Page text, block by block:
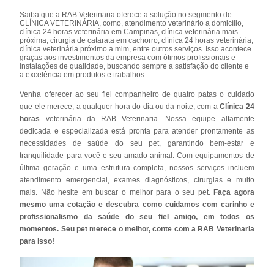
Saiba que a RAB Veterinaria oferece a solução no segmento de
CLÍNICA VETERINÁRIA, como, atendimento veterinário a domicílio,
clínica 24 horas veterinária em Campinas, clínica veterinária mais
próxima, cirurgia de catarata em cachorro, clínica 24 horas veterinária,
clínica veterinária próximo a mim, entre outros serviços. Isso acontece
graças aos investimentos da empresa com ótimos profissionais e
instalações de qualidade, buscando sempre a satisfação do cliente e
a excelência em produtos e trabalhos.
Venha oferecer ao seu fiel companheiro de quatro patas o cuidado
que ele merece, a qualquer hora do dia ou da noite, com aClínica 24
horas
veterinária da RAB Veterinaria. Nossa equipe altamente
dedicada e especializada está pronta para atender prontamente as
necessidades de saúde do seu pet, garantindo bem-estar e
tranquilidade para você e seu amado animal. Com equipamentos de
última geração e uma estrutura completa, nossos serviços incluem
atendimento emergencial, exames diagnósticos, cirurgias e muito
mais. Não hesite em buscar o melhor para o seu pet.Faça agora
mesmo uma cotação e descubra como cuidamos com carinho e
profissionalismo da saúde do seu fiel amigo, em todos os
momentos. Seu pet merece o melhor, conte com a RAB Veterinaria
para isso!